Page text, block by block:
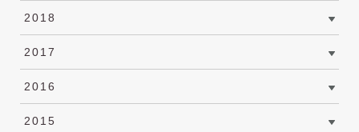
2018
2017
2016
2015